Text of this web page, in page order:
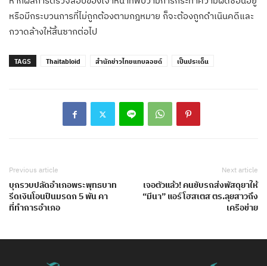
หรือมีกระบวนการที่ไม่ถูกต้องตามกฎหมาย ก็จะต้องถูกดำเนินคดีและ
กวาดล้างให้สิ้นซากต่อไป
TAGS Thaitabloid สำนักข่าวไทยแทบลอยด์ เป็นประเด็น
Previous article
บุกรวบปลัดอำเภอพระพุทธบาท
รีดเงินโอนปืนมรดก 5 พัน คา
ที่ทำการอำเภอ
Next article
เจอตัวแล้ว! คนขับรถส่งพัสดุยาให้
“มีนา” แอร์โฮสเตส ตร.ลุยสาวถึง
เครือข่าย